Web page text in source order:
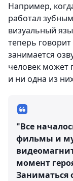
Например,
работал
визуальный
теперь
занимается
человек может
и ни одна из
"Все
фильмы и
момент
Заниматься